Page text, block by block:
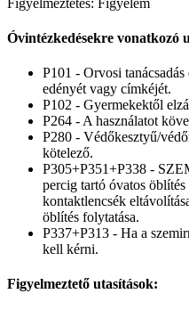
Óvintézkedésekre vonatkozó
P101 - Orvosi tanácsadás
edényét vagy címkéjét.
P102 - Gyermekektől
P264 - A használatot
P280 - Védőkesztyű/
kötelező.
P305+P351+P338 -
percig tartó óvatos
kontaktlencsék
öblítés folytatása.
P337+P313 - Ha a
kell kérni.
Figyelmeztető utasítások: